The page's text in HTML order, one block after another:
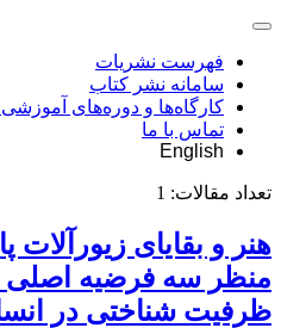
فهرست نشریات
سامانه نشر کتاب
کارگاه‌ها و دوره‌های
تماس با ما
English
تعداد مقالات: 1
هنر و بقایای زیورآلات
منظر سه فرضیه اصلی
ظرفیت‌ شناختی در